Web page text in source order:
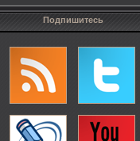
Подпишитесь